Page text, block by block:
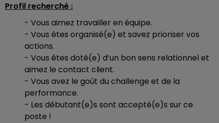
Profil recherché :
- Vous aimez travailler en équipe.
- Vous êtes organisé(e) et savez prioriser vos
actions.
- Vous êtes doté(e) d’un bon sens relationnel et
aimez le contact client.
- Vous avez le goût du challenge et de la
performance.
- Les débutant(e)s sont accepté(e)s sur ce
poste !